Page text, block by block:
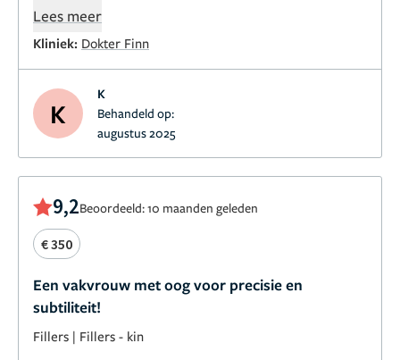
leggen. De behandeling verliep snel, zorgvuldig en zo
en meer ontspannen in uitstraling. Ik raad
Lees meer
Kliniek: Dokter Finn
K
K
Behandeld op:
augustus 2025
9,2Beoordeeld: 10 maanden geleden
€ 350
Een vakvrouw met oog voor precisie en
subtiliteit!
Fillers | Fillers - kin